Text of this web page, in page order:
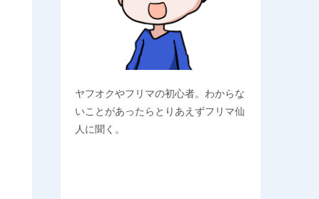
ヤフオクやフリマの初心者。わからな
いことがあったらとりあえずフリマ仙
人に聞く。